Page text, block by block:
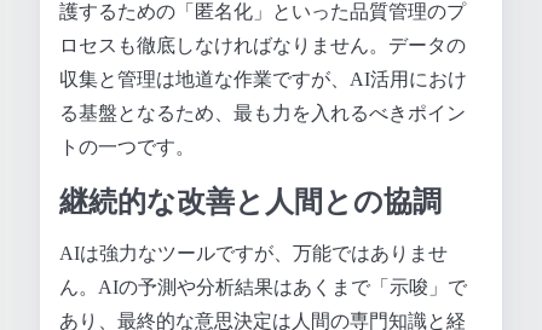
護するための「匿名化」といった品質管理のプ
ロセスも徹底しなければなりません。データの
収集と管理は地道な作業ですが、AI活用におけ
る基盤となるため、最も力を入れるべきポイン
トの一つです。
継続的な改善と人間との協調
AIは強力なツールですが、万能ではありませ
ん。AIの予測や分析結果はあくまで「示唆」で
あり、最終的な意思決定は人間の専門知識と経